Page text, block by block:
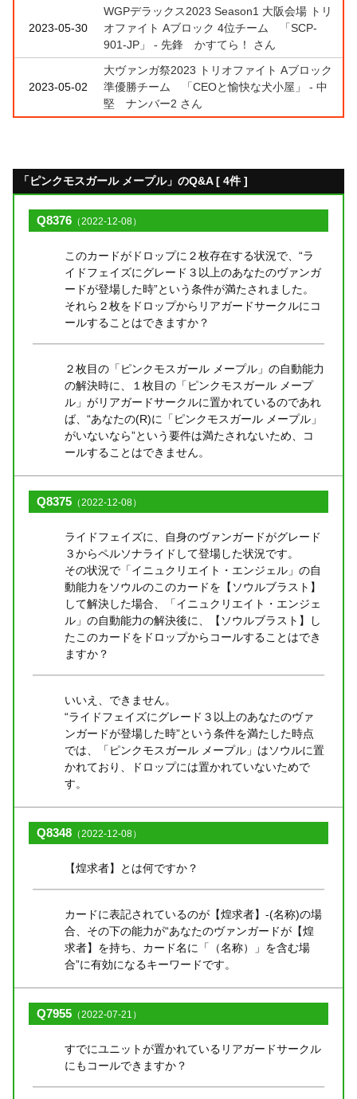
2023-05-30
WGPデラックス2023 Season1 大阪会場 トリ
オファイト Aブロック 4位チーム 「SCP-
901-JP」 - 先鋒 かすてら！ さん
2023-05-02
大ヴァンガ祭2023 トリオファイト Aブロック
準優勝チーム 「CEOと愉快な犬小屋」 - 中
堅 ナンバー2 さん
「ピンクモスガール メープル」のQ&A [ 4件 ]
Q8376 （2022-12-08）
このカードがドロップに２枚存在する状況で、“ラ
イドフェイズにグレード３以上のあなたのヴァンガ
ードが登場した時”という条件が満たされました。
それら２枚をドロップからリアガードサークルにコ
ールすることはできますか？
２枚目の「ピンクモスガール メープル」の自動能力
の解決時に、１枚目の「ピンクモスガール メープ
ル」がリアガードサークルに置かれているのであれ
ば、“あなたの(R)に「ピンクモスガール メープル」
がいないなら”という要件は満たされないため、コ
ールすることはできません。
Q8375 （2022-12-08）
ライドフェイズに、自身のヴァンガードがグレード
３からペルソナライドして登場した状況です。
その状況で「イニュクリエイト・エンジェル」の自
動能力をソウルのこのカードを【ソウルブラスト】
して解決した場合、「イニュクリエイト・エンジェ
ル」の自動能力の解決後に、【ソウルブラスト】し
たこのカードをドロップからコールすることはでき
ますか？
いいえ、できません。
“ライドフェイズにグレード３以上のあなたのヴァ
ンガードが登場した時”という条件を満たした時点
では、「ピンクモスガール メープル」はソウルに置
かれており、ドロップには置かれていないためで
す。
Q8348 （2022-12-08）
【煌求者】とは何ですか？
カードに表記されているのが【煌求者】-(名称)の場
合、その下の能力が“あなたのヴァンガードが【煌
求者】を持ち、カード名に「（名称）」を含む場
合”に有効になるキーワードです。
Q7955 （2022-07-21）
すでにユニットが置かれているリアガードサークル
にもコールできますか？